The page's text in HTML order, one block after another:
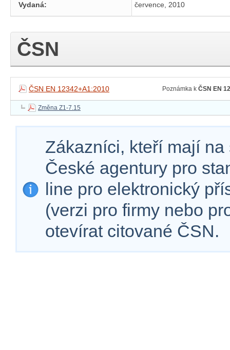
Vydaná: července, 2010
ČSN
ČSN EN 12342+A1:2010 Poznámka k ČSN EN
Změna Z1-7.15
Zákazníci, kteří mají
České agentury pro
line pro elektronický
(verzi pro firmy nebo
otevírat citované ČSN.